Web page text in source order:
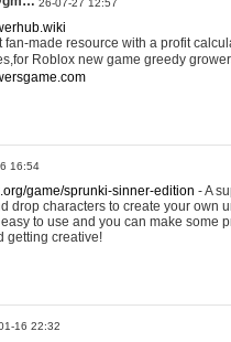
26-07-27 12:57
made resource with a profit
Roblox new game greedy
16:54
game/sprunki-sinner-edition - A
drop characters to create your own
to use and you can make
getting creative!
16 22:32